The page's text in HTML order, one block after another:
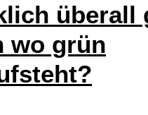
überall
wo grün